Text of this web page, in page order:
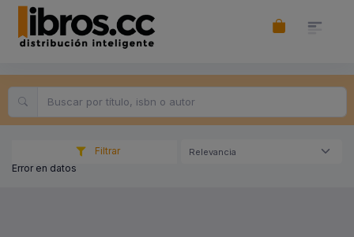
Filtrar Relevancia
Error en datos